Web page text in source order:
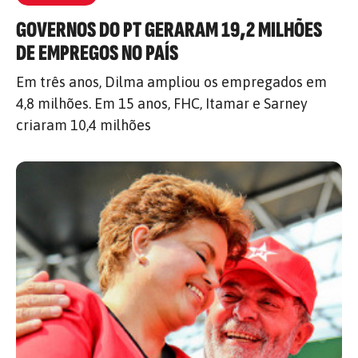
GOVERNOS DO PT GERARAM 19,2 MILHÕES
DE EMPREGOS NO PAÍS
Em três anos, Dilma ampliou os empregados em
4,8 milhões. Em 15 anos, FHC, Itamar e Sarney
criaram 10,4 milhões